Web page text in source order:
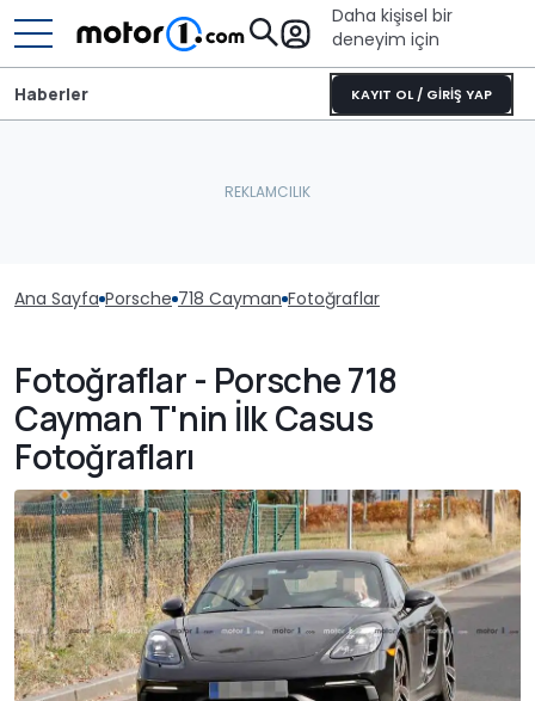
Daha kişisel bir
deneyim için
KAYIT OL / GİRİŞ YAP
Haberler
Ana Sayfa Porsche 718 Cayman Fotoğraflar
Fotoğraflar - Porsche 718
Cayman T'nin İlk Casus
Fotoğrafları